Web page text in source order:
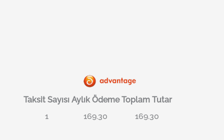
Taksit Sayısı Aylık Ödeme Toplam Tutar
1
169.30 169.30